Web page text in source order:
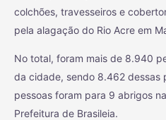
colchões, travesseiros e
pela alagação do Rio Acre em
No total, foram mais de 8.940
da cidade, sendo 8.462 dessas
pessoas foram para 9 abrigos
Prefeitura de Brasileia.